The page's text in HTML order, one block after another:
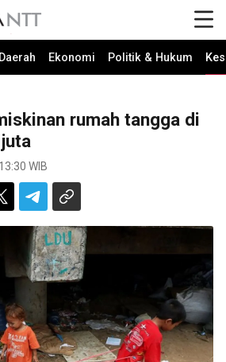
Ekonomi Politik & Hukum
rumah tangga di
WIB